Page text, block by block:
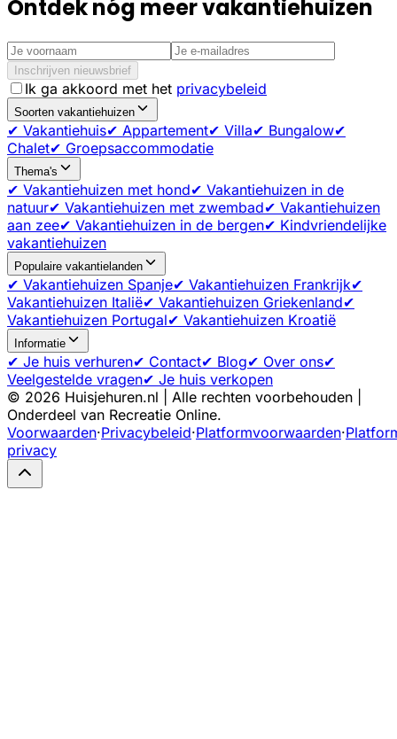
Ontdek nóg meer vakantiehuizen
Inschrijven nieuwsbrief
Ik ga akkoord met het privacybeleid
Soorten vakantiehuizen
✔ Vakantiehuis✔ Appartement✔ Villa✔ Bungalow✔
Chalet✔ Groepsaccommodatie
Thema's
✔ Vakantiehuizen met hond✔ Vakantiehuizen in de
natuur✔ Vakantiehuizen met zwembad✔ Vakantiehuizen
aan zee✔ Vakantiehuizen in de bergen✔ Kindvriendelijke
vakantiehuizen
Populaire vakantielanden
✔ Vakantiehuizen Spanje✔ Vakantiehuizen Frankrijk✔
Vakantiehuizen Italië✔ Vakantiehuizen Griekenland✔
Vakantiehuizen Portugal✔ Vakantiehuizen Kroatië
Informatie
✔ Je huis verhuren✔ Contact✔ Blog✔ Over ons✔
Veelgestelde vragen✔ Je huis verkopen
© 2026 Huisjehuren.nl | Alle rechten voorbehouden |
Onderdeel van Recreatie Online.
Voorwaarden·Privacybeleid·Platformvoorwaarden·
privacy